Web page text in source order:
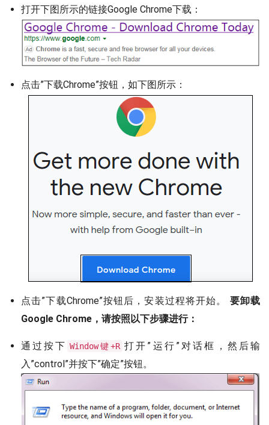
打开下图所示的链接Google Chrome下载：
点击”下载Chrome”按钮，如下图所示：
点击”下载Chrome”按钮后，安装过程将开始。 要卸载
Google Chrome，请按照以下步骤进行：
通过按下 Window键+R 打开”运行”对话框，然后输
入”control”并按下”确定”按钮。